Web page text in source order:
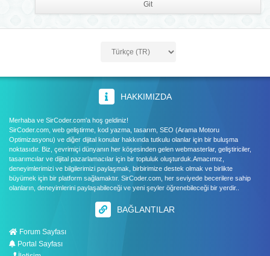
HAKKIMIZDA
Merhaba ve SirCoder.com'a hoş geldiniz!
SirCoder.com, web geliştirme, kod yazma, tasarım, SEO (Arama Motoru
Optimizasyonu) ve diğer dijital konular hakkında tutkulu olanlar için bir buluşma
noktasıdır. Biz, çevrimiçi dünyanın her köşesinden gelen webmasterlar, geliştiriciler,
tasarımcılar ve dijital pazarlamacılar için bir topluluk oluşturduk.Amacımız,
deneyimlerimizi ve bilgilerimizi paylaşmak, birbirimize destek olmak ve birlikte
büyümek için bir platform sağlamaktır. SirCoder.com, her seviyede becerilere sahip
olanların, deneyimlerini paylaşabileceği ve yeni şeyler öğrenebileceği bir yerdir..
BAĞLANTILAR
Forum Sayfası
Portal Sayfası